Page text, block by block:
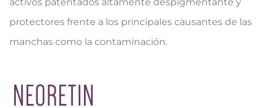
protectores frente a los principales causantes de las
manchas como la contaminación.